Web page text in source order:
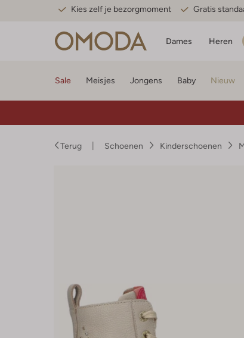
Kies zelf je bezorgmoment Gratis
Dames Heren
Sale Meisjes Jongens Baby Nieuw
Terug Schoenen Kinderschoenen